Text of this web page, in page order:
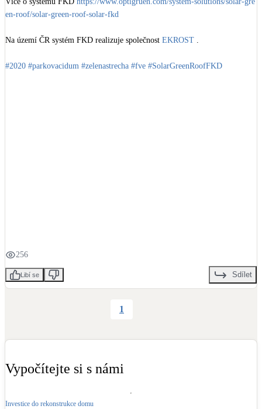
en-roof/solar-green-roof-solar-fkd
Na území ČR systém FKD realizuje společnost EKROST
#2020 #parkovacidum #zelenastrecha #fve #SolarGreenRoofFKD
256
Libí se Sdílet
1
Vypočítejte si s námi
Investice do rekonstrukce domu